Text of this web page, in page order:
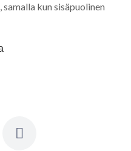
kun sisäpuolinen